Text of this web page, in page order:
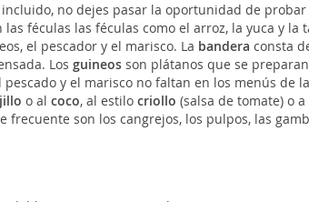
no dejes pasar la oportunidad de
féculas las féculas como el arroz, la yuca y la
el pescador y el marisco. La bandera consta
Los guineosson plátanos que se
y el marisco no faltan en los menús de
o al coco, al estilo criollo (salsa de tomate) o a
frecuente son los cangrejos, los pulpos, las